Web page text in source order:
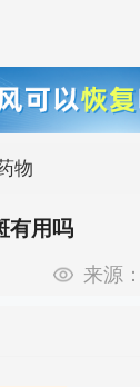
物
有用吗
来源：